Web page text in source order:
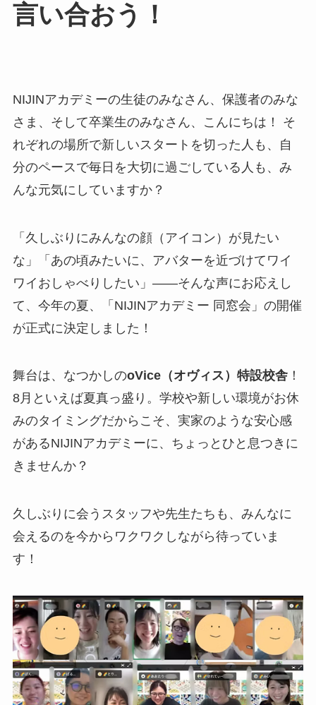
言い合おう！
NIJINアカデミーの生徒のみなさん、保護者のみな
さま、そして卒業生のみなさん、こんにちは！ そ
れぞれの場所で新しいスタートを切った人も、自
分のペースで毎日を大切に過ごしている人も、み
んな元気にしていますか？
「久しぶりにみんなの顔（アイコン）が見たい
な」「あの頃みたいに、アバターを近づけてワイ
ワイおしゃべりしたい」――そんな声にお応えし
て、今年の夏、「NIJINアカデミー 同窓会」の開催
が正式に決定しました！
舞台は、なつかしのoVice（オヴィス）特設校舎！
8月といえば夏真っ盛り。学校や新しい環境がお休
みのタイミングだからこそ、実家のような安心感
があるNIJINアカデミーに、ちょっとひと息つきに
きませんか？
久しぶりに会うスタッフや先生たちも、みんなに
会えるのを今からワクワクしながら待っていま
す！